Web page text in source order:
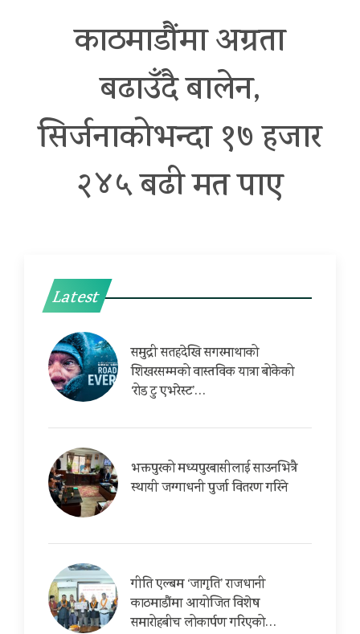
काठमाडौंमा अग्रता
बढाउँदै बालेन,
सिर्जनाकोभन्दा १७ हजार
२४५ बढी मत पाए
Latest
समुद्री सतहदेखि सगरमाथाको
शिखरसम्मको वास्तविक यात्रा बोकेको
‘रोड टु एभरेस्ट’…
भक्तपुरको मध्यपुरबासीलाई साउनभित्रै
स्थायी जग्गाधनी पुर्जा वितरण गरिने
गीति एल्बम ‘जागृति’ राजधानी
काठमाडौंमा आयोजित विशेष
समारोहबीच लोकार्पण गरिएको…